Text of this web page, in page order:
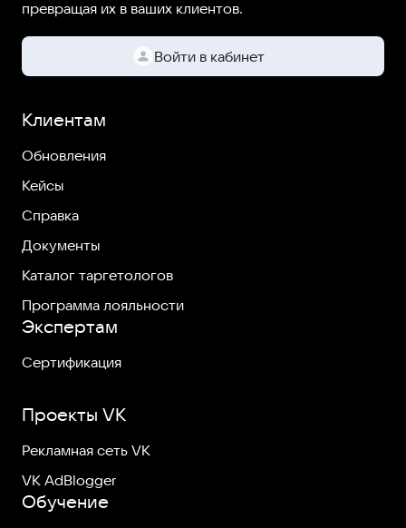
превращая их в ваших клиентов.
Войти в кабинет
Клиентам
Обновления
Кейсы
Справка
Документы
Каталог таргетологов
Программа лояльности
Экспертам
Сертификация
Проекты VK
Рекламная сеть VK
VK AdBlogger
Обучение